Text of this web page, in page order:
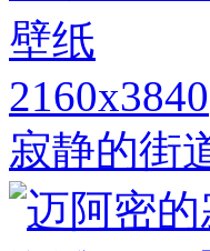
2160x3840
寂静的街